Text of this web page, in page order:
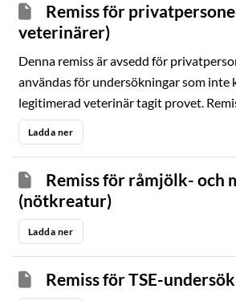
Remiss för
veterinärer)
Denna remiss är avsedd för
användas för undersökningar som inte
legitimerad veterinär tagit provet.
användas till sjukdomar som enligt lag är
anmälningspliktiga.
Ladda ner
Remiss för råmjölk- och
(nötkreatur)
Ladda ner
Remiss för TSE-